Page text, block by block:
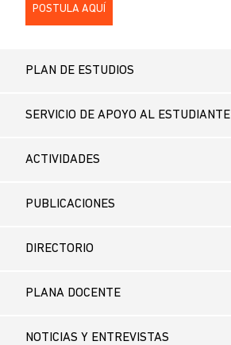
POSTULA AQUÍ
PLAN DE ESTUDIOS
SERVICIO DE APOYO AL ESTUDIANTE
ACTIVIDADES
PUBLICACIONES
DIRECTORIO
PLANA DOCENTE
NOTICIAS Y ENTREVISTAS